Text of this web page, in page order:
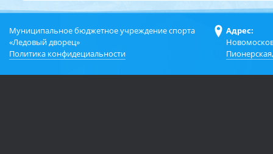
Муниципальное бюджетное учреждение спорта
«Ледовый дворец»
Политика конфидециальности
Адрес: